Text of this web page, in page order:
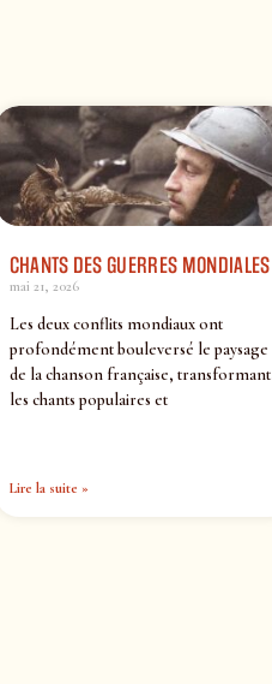
CHANTS DES GUERRES MONDIALES
mai 21, 2026
Les deux conflits mondiaux ont
profondément bouleversé le paysage
de la chanson française, transformant
les chants populaires et
Lire la suite »